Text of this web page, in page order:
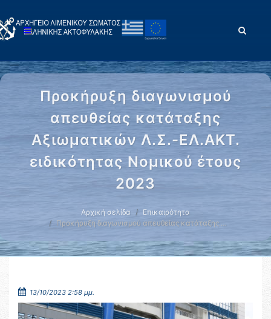
Προκήρυξη διαγωνισμού
απευθείας κατάταξης
Αξιωματικών Λ.Σ.-ΕΛ.ΑΚΤ.
ειδικότητας Νομικού έτους
2023
Αρχική σελίδα
Επικαιρότητα
Προκήρυξη διαγωνισμού απευθείας κατάταξης …
13/10/2023 2:58 μμ.